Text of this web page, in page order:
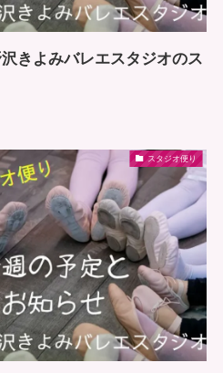
きよみバレエスタジオのス
スタジオ便り